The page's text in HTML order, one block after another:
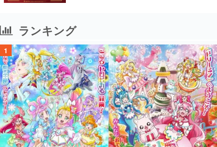
ランキング
1